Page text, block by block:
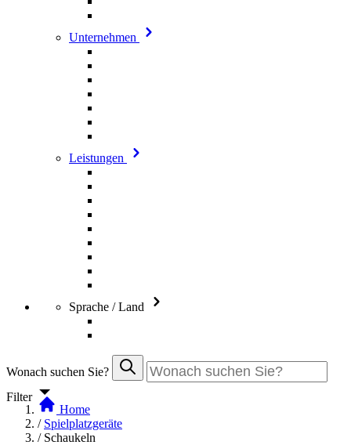
Unternehmen
Leistungen
Sprache / Land
Wonach suchen Sie?
Filter
Home
/ Spielplatzgeräte
/ Schaukeln